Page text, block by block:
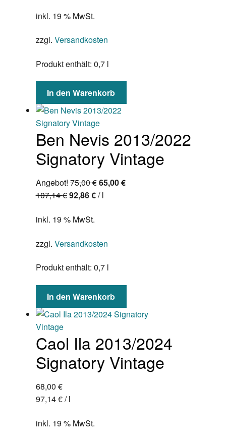
inkl. 19 % MwSt.
zzgl. Versandkosten
Produkt enthält: 0,7 l
In den Warenkorb
Ben Nevis 2013/2022
Signatory Vintage
Angebot! 75,00€Ursprünglicher
Preis
65,00€Aktueller
107,14€92,86€/l
inkl. 19 % MwSt.
zzgl. Versandkosten
Produkt enthält: 0,7 l
In den Warenkorb
Caol Ila 2013/2024
Signatory Vintage
68,00 €
97,14€/l
inkl. 19 % MwSt.